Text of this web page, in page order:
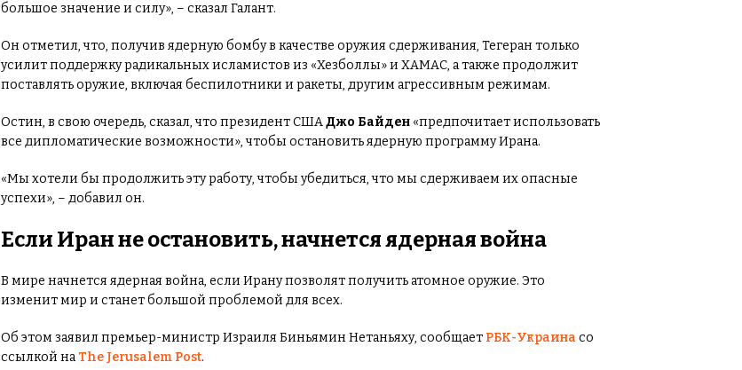
большое значение и силу», – сказал Галант.
Он отметил, что, получив ядерную бомбу в качестве оружия сдерживания, Тегеран только
усилит поддержку радикальных исламистов из «Хезболлы» и ХАМАС, а также продолжит
поставлять оружие, включая беспилотники и ракеты, другим агрессивным режимам.
Остин, в свою очередь, сказал, что президент СШАДжо Байден«предпочитает использовать
все дипломатические возможности», чтобы остановить ядерную программу Ирана.
«Мы хотели бы продолжить эту работу, чтобы убедиться, что мы сдерживаем их опасные
успехи», – добавил он.
Если Иран не остановить, начнется ядерная война
В мире начнется ядерная война, если Ирану позволят получить атомное оружие. Это
изменит мир и станет большой проблемой для всех.
Об этом заявил премьер-министр Израиля Биньямин Нетаньяху, сообщает РБК-Украина со
ссылкой на The Jerusalem Post.